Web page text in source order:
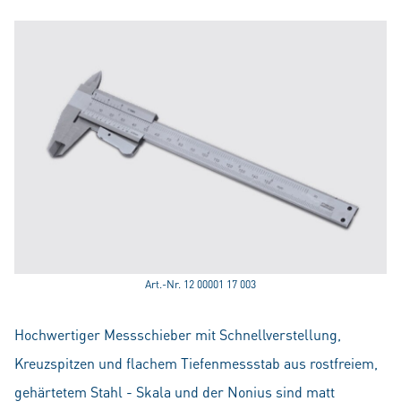
Art.-Nr. 12 00001 17 003
Hochwertiger Messschieber mit Schnellverstellung,
Kreuzspitzen und flachem Tiefenmessstab aus rostfreiem,
gehärtetem Stahl - Skala und der Nonius sind matt